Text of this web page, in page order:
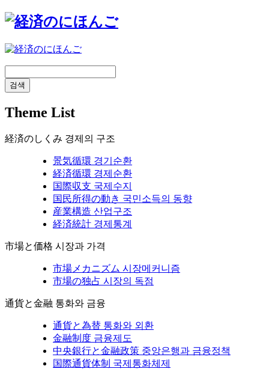
검색
Theme List
経済のしくみ 경제의 구조
景気循環 경기순환
経済循環 경제순환
国際収支 국제수지
国民所得の動き 국민소득의 동향
産業構造 산업구조
経済統計 경제통계
市場と価格 시장과 가격
市場メカニズム 시장메커니즘
市場の独占 시장의 독점
通貨と金融 통화와 금융
通貨と為替 통화와 외환
金融制度 금융제도
中央銀行と金融政策 중앙은행과 금융정책
国際通貨体制 국제통화체제